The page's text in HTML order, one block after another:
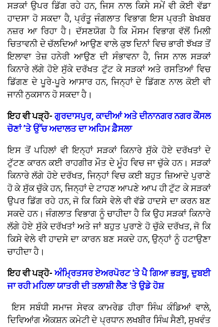
ਸੜਕਾਂ ਉਪਰ ਡਿੱਗ ਰਹੇ ਹਨ, ਜਿਸ ਨਾਲ ਕਿਸੇ ਸਮੇਂ ਵੀ ਕੋਈ ਵੱਡਾ
ਹਾਦਸਾ ਹੋ ਸਕਦਾ ਹੈ, ਪ੍ਰੰਤੂ ਜੰਗਲਾਤ ਵਿਭਾਗ ਇਸ ਪ੍ਰਤੀ ਬੇਖਬਰ
ਨਜ਼ਰ ਆ ਰਿਹਾ ਹੈ। ਦੱਸਣਯੋਗ ਹੈ ਕਿ ਮੌਸਮ ਵਿਭਾਗ ਵੱਲੋਂ ਮਿਲੀ
ਚਿਤਾਵਨੀ ਦੇ ਚੱਲਦਿਆਂ ਆਉਣ ਵਾਲੇ ਕੁਝ ਦਿਨਾਂ ਵਿਚ ਭਾਰੀ ਝੱਖੜ ਤੋਂ
ਇਲਾਵਾ ਤੇਜ਼ ਹਨੇਰੀ ਆਉਣ ਦੀ ਸੰਭਾਵਨਾ ਹੈ, ਜਿਸ ਨਾਲ ਸੜਕਾਂ
ਕਿਨਾਰੇ ਲੱਗੇ ਹੋਏ ਸੁੱਕੇ ਦਰੱਖਤ ਟੁੱਟ ਕੇ ਸੜਕਾਂ ਅਤੇ ਰਸਤਿਆਂ ਵਿਚ
ਡਿੱਗਣ ਦੇ ਪੂਰੇ-ਪੂਰੇ ਆਸਾਰ ਹਨ, ਜਿਨ੍ਹਾਂ ਦੇ ਡਿੱਗਣ ਨਾਲ ਕੋਈ ਵੀ
ਜਾਨੀ ਨੁਕਸਾਨ ਹੋ ਸਕਦਾ ਹੈ।
ਇਹ ਵੀ ਪੜ੍ਹੋ-ਗੁਰਦਾਸਪੁਰ, ਕਾਦੀਆਂ ਅਤੇ ਦੀਨਾਨਗਰ ਨਗਰ ਕੌਂਸਲ
ਚੋਣਾਂ ’ਤੇ ਉੱਚ ਅਦਾਲਤ ਦਾ ਅਹਿਮ ਫ਼ੈਸਲਾ
ਇਸ ਤੋਂ ਪਹਿਲਾਂ ਵੀ ਇਨ੍ਹਾਂ ਸੜਕਾਂ ਕਿਨਾਰੇ ਸੁੱਕੇ ਹੋਏ ਦਰੱਖਤਾਂ ਦੇ
ਟੁੱਟਣ ਕਾਰਨ ਕਈ ਰਾਹਗੀਰ ਮੌਤ ਦੇ ਮੂੰਹ ਵਿਚ ਜਾ ਚੁੱਕੇ ਹਨ। ਸੜਕਾਂ
ਕਿਨਾਰੇ ਲੱਗੇ ਹੋਏ ਦਰੱਖਤ, ਜਿਨ੍ਹਾਂ ਵਿਚ ਕਈ ਬਹੁਤ ਜ਼ਿਆਦੇ ਪੁਰਾਣੇ
ਹੋ ਕੇ ਸੁੱਕ ਚੁੱਕੇ ਹਨ, ਜਿਨ੍ਹਾਂ ਦੇ ਟਾਹਣ ਆਪਣੇ ਆਪ ਹੀ ਟੁੱਟ ਕੇ ਸੜਕਾਂ
ਉਪਰ ਡਿੱਗ ਰਹੇ ਹਨ, ਜੋ ਕਿ ਕਿਸੇ ਵੇਲੇ ਵੀ ਵੱਡੇ ਹਾਦਸੇ ਦਾ ਕਰਨ ਬਣ
ਸਕਦੇ ਹਨ। ਜੰਗਲਾਤ ਵਿਭਾਗ ਨੂੰ ਚਾਹੀਦਾ ਹੈ ਕਿ ਉਹ ਸੜਕਾਂ ਕਿਨਾਰੇ
ਲੱਗੇ ਹੋਏ ਸੁੱਕੇ ਦਰੱਖਤਾਂ ਅਤੇ ਜਾਂ ਬਹੁਤ ਪੁਰਾਣੇ ਹੋ ਚੁੱਕੇ ਦਰੱਖਤ, ਜੋ ਕਿ
ਕਿਸੇ ਵੇਲੇ ਵੀ ਹਾਦਸੇ ਦਾ ਕਾਰਨ ਬਣ ਸਕਦੇ ਹਨ, ਉਨ੍ਹਾਂ ਨੂੰ ਹਟਾਉਣਾ
ਚਾਹੀਦਾ ਹੈ।
ਇਹ ਵੀ ਪੜ੍ਹੋ-ਅੰਮ੍ਰਿਤਸਰ ਏਅਰਪੋਰਟ 'ਤੇ ਪੈ ਗਿਆ ਭੜਥੂ, ਦੁਬਈ
ਜਾ ਰਹੀ ਮਹਿਲਾ ਯਾਤਰੀ ਦੀ ਤਲਾਸ਼ੀ ਲੈਣ 'ਤੇ ਉਡੇ ਹੋਸ਼
ਇਸ ਸਬੰਧੀ ਸਮਾਜ ਸੇਵਕ ਕਾਮਰੇਡ ਹੀਰਾ ਸਿੰਘ ਕੰਡਿਆਂ ਵਾਲੇ,
ਦਿਵਿਆਂਗ ਐਕਸ਼ਨ ਕਮੇਟੀ ਦੇ ਪ੍ਰਧਾਨ ਲਖਬੀਰ ਸਿੰਘ ਸੈਣੀ, ਸੁਖਵੰਤ